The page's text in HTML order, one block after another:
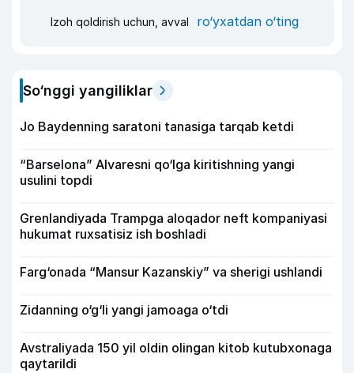
Izoh qoldirish uchun, avval ro‘yxatdan o‘ting
So‘nggi yangiliklar
Jo Baydenning saratoni tanasiga tarqab ketdi
“Barselona” Alvaresni qo‘lga kiritishning yangi
usulini topdi
Grenlandiyada Trampga aloqador neft kompaniyasi
hukumat ruxsatisiz ish boshladi
Farg‘onada “Mansur Kazanskiy” va sherigi ushlandi
Zidanning o‘g‘li yangi jamoaga o‘tdi
Avstraliyada 150 yil oldin olingan kitob kutubxonaga
qaytarildi